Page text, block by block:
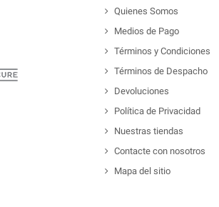
Quienes Somos
Medios de Pago
Términos y Condiciones
Términos de Despacho
Devoluciones
Política de Privacidad
Nuestras tiendas
Contacte con nosotros
Mapa del sitio